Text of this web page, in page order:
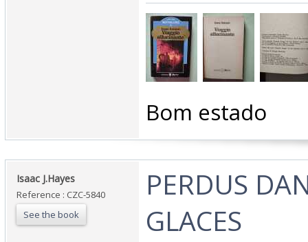
‎Bom estado‎
‎Isaac J.Hayes‎
Reference : CZC-5840
See the book
‎PERDUS
GLACES‎